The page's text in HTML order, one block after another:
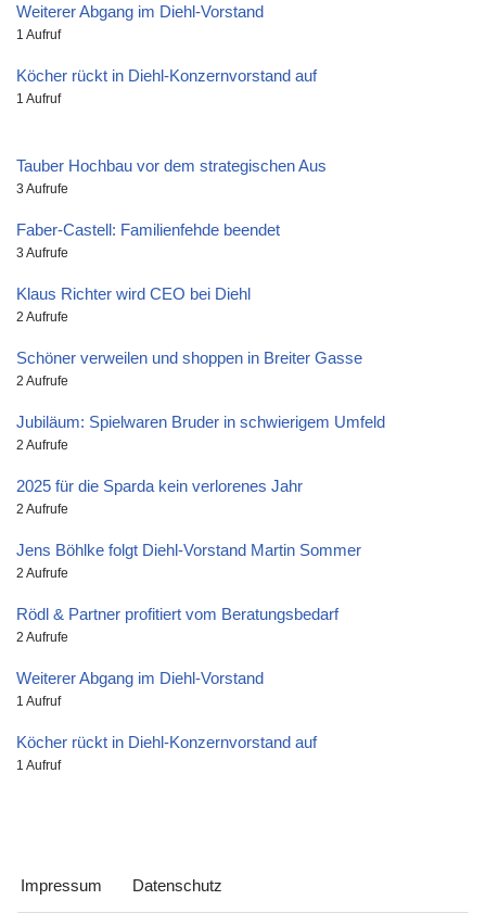
Weiterer Abgang im Diehl-Vorstand
1 Aufruf
Köcher rückt in Diehl-Konzernvorstand auf
1 Aufruf
Tauber Hochbau vor dem strategischen Aus
3 Aufrufe
Faber-Castell: Familienfehde beendet
3 Aufrufe
Klaus Richter wird CEO bei Diehl
2 Aufrufe
Schöner verweilen und shoppen in Breiter Gasse
2 Aufrufe
Jubiläum: Spielwaren Bruder in schwierigem Umfeld
2 Aufrufe
2025 für die Sparda kein verlorenes Jahr
2 Aufrufe
Jens Böhlke folgt Diehl-Vorstand Martin Sommer
2 Aufrufe
Rödl & Partner profitiert vom Beratungsbedarf
2 Aufrufe
Weiterer Abgang im Diehl-Vorstand
1 Aufruf
Köcher rückt in Diehl-Konzernvorstand auf
1 Aufruf
Impressum Datenschutz